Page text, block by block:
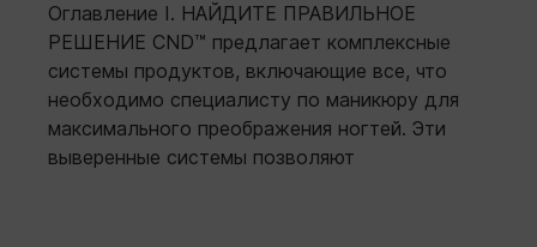
Оглавление I. НАЙДИТЕ ПРАВИЛЬНОЕ
РЕШЕНИЕ CND™ предлагает комплексные
системы продуктов, включающие все, что
необходимо специалисту по маникюру для
максимального преображения ногтей. Эти
выверенные системы позволяют